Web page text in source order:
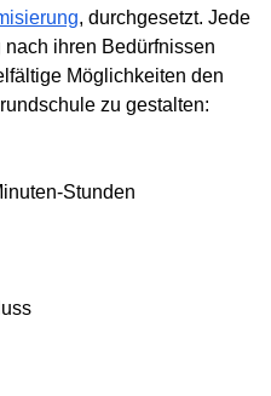
, durchgesetzt. Jede
ihren Bedürfnissen
Möglichkeiten den
zu gestalten:
Stunden